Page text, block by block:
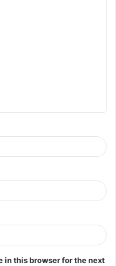
in this browser for the next